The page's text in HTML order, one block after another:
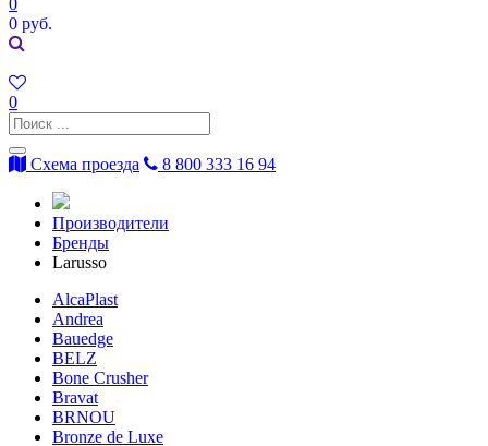
0
0 руб.
0
Схема проезда 8 800 333 16 94
Производители
Бренды
Larusso
AlcaPlast
Andrea
Bauedge
BELZ
Bone Crusher
Bravat
BRNOU
Bronze de Luxe